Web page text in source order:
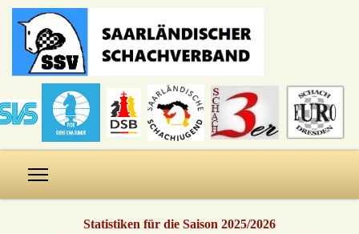
Statistiken für die Saison 2025/2026